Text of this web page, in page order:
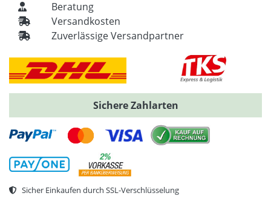
Beratung
Versandkosten
Zuverlässige Versandpartner
Sichere Zahlarten
Sicher Einkaufen durch SSL-Verschlüsselung